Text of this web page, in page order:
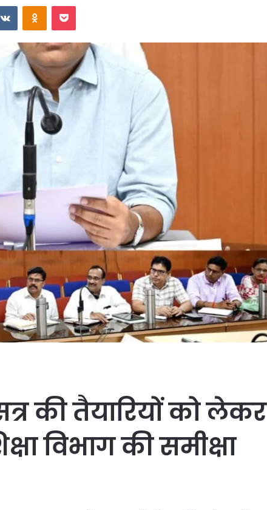
VKontakteOdnoklassniki
Pocket
की तैयारियों को लेकर
विभाग की समीक्षा